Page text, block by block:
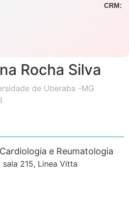
CRM:
Rocha Silva
de Uberaba -MG
e Reumatologia
sala 215, Linea Vitta